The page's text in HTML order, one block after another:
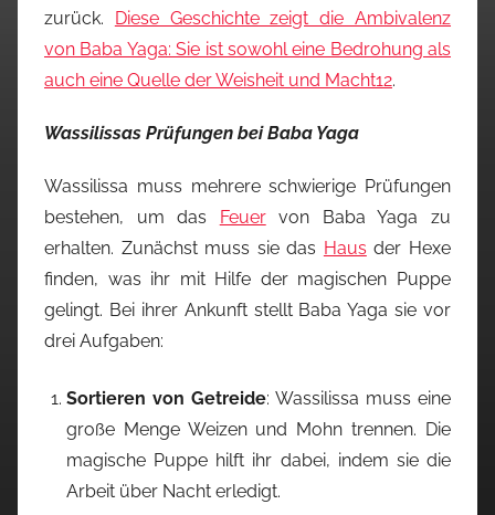
zurück.
Diese Geschichte zeigt die Ambivalenz
von Baba Yaga: Sie ist sowohl eine Bedrohung als
auch eine Quelle der Weisheit und Macht12.
Wassilissas Prüfungen bei Baba Yaga
Wassilissa muss mehrere schwierige Prüfungen
bestehen, um das
Feuervon Baba Yaga zu
erhalten. Zunächst muss sie das Haus der Hexe
finden, was ihr mit Hilfe der magischen Puppe
gelingt. Bei ihrer Ankunft stellt Baba Yaga sie vor
drei Aufgaben:
Sortieren von Getreide: Wassilissa muss eine
große Menge Weizen und Mohn trennen. Die
magische Puppe hilft ihr dabei, indem sie die
Arbeit über Nacht erledigt.